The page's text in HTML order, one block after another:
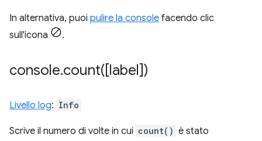
In alternativa, puoi pulire la console facendo clic
sull'icona
.
console.count([label])
Livello log: Info
Scrive il numero di volte in cui count() è stato